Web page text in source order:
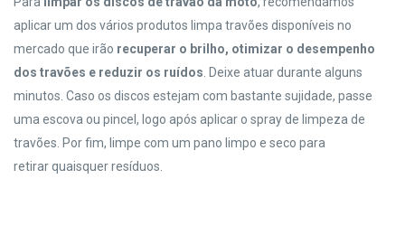
aplicar um dos vários produtos limpa travões disponíveis no
mercado que irão recuperar o brilho, otimizar o desempenho
dos travões e reduzir os ruídos . Deixe atuar durante alguns
minutos. Caso os discos estejam com bastante sujidade, passe
uma escova ou pincel, logo após aplicar o spray de limpeza de
travões. Por fim, limpe com um pano limpo e seco para
retirar quaisquer resíduos.